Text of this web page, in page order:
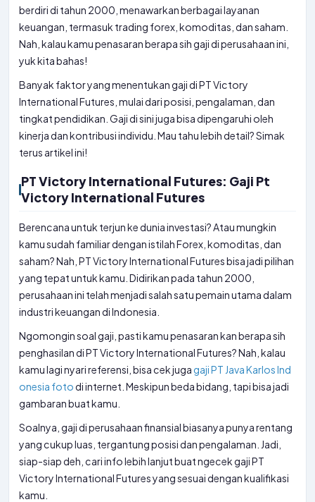
berdiri di tahun 2000, menawarkan berbagai layanan
keuangan, termasuk trading forex, komoditas, dan saham.
Nah, kalau kamu penasaran berapa sih gaji di perusahaan ini,
yuk kita bahas!
Banyak faktor yang menentukan gaji di PT Victory
International Futures, mulai dari posisi, pengalaman, dan
tingkat pendidikan. Gaji di sini juga bisa dipengaruhi oleh
kinerja dan kontribusi individu. Mau tahu lebih detail? Simak
terus artikel ini!
PT Victory International Futures: Gaji Pt
Victory International Futures
Berencana untuk terjun ke dunia investasi? Atau mungkin
kamu sudah familiar dengan istilah Forex, komoditas, dan
saham? Nah, PT Victory International Futures bisa jadi pilihan
yang tepat untuk kamu. Didirikan pada tahun 2000,
perusahaan ini telah menjadi salah satu pemain utama dalam
industri keuangan di Indonesia.
Ngomongin soal gaji, pasti kamu penasaran kan berapa sih
penghasilan di PT Victory International Futures? Nah, kalau
kamu lagi nyari referensi, bisa cek juga gaji PT Java Karlos Ind
onesia fotodi internet. Meskipun beda bidang, tapi bisa jadi
gambaran buat kamu.
Soalnya, gaji di perusahaan finansial biasanya punya rentang
yang cukup luas, tergantung posisi dan pengalaman. Jadi,
siap-siap deh, cari info lebih lanjut buat ngecek gaji PT
Victory International Futures yang sesuai dengan kualifikasi
kamu.